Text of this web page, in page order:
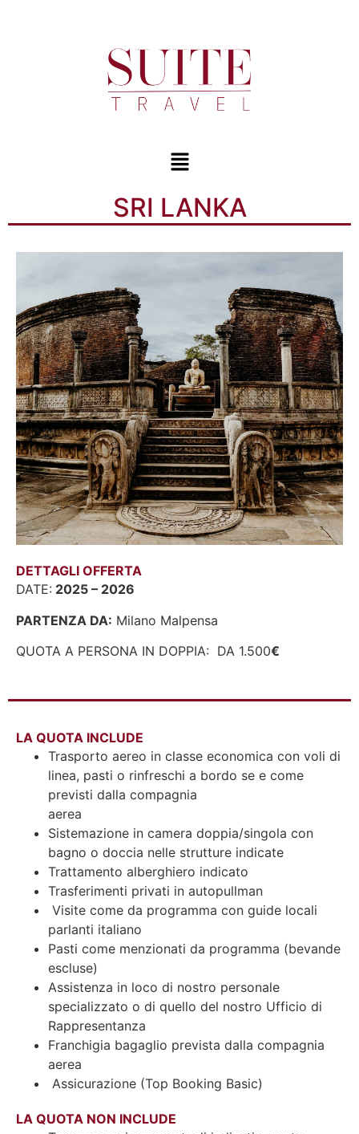
SRI LANKA
DETTAGLI OFFERTA
DATE: 2025 – 2026
PARTENZA DA: Milano Malpensa
QUOTA A PERSONA IN DOPPIA: DA 1.500€
LA QUOTA INCLUDE
Trasporto aereo in classe economica con voli di
linea, pasti o rinfreschi a bordo se e come
previsti dalla compagnia
aerea
Sistemazione in camera doppia/singola con
bagno o doccia nelle strutture indicate
Trattamento alberghiero indicato
Trasferimenti privati in autopullman
Visite come da programma con guide locali
parlanti italiano
Pasti come menzionati da programma (bevande
escluse)
Assistenza in loco di nostro personale
specializzato o di quello del nostro Ufficio di
Rappresentanza
Franchigia bagaglio prevista dalla compagnia
aerea
Assicurazione (Top Booking Basic)
LA QUOTA NON INCLUDE